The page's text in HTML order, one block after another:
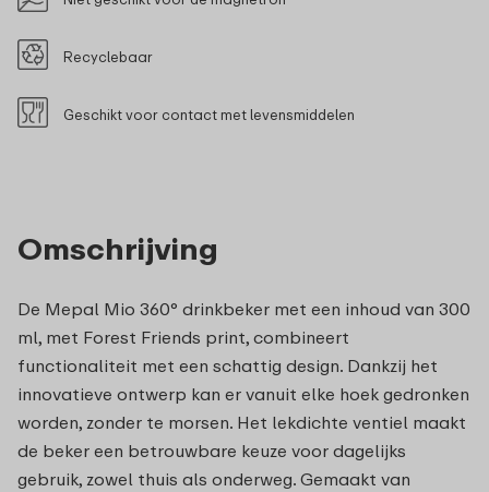
Omschrijving
De Mepal Mio 360° drinkbeker met een inhoud van 300
ml, met Forest Friends print, combineert
functionaliteit met een schattig design. Dankzij het
innovatieve ontwerp kan er vanuit elke hoek gedronken
worden, zonder te morsen. Het lekdichte ventiel maakt
de beker een betrouwbare keuze voor dagelijks
gebruik, zowel thuis als onderweg. Gemaakt van
Recyclebaar
Geschikt voor contact met levensmiddelen